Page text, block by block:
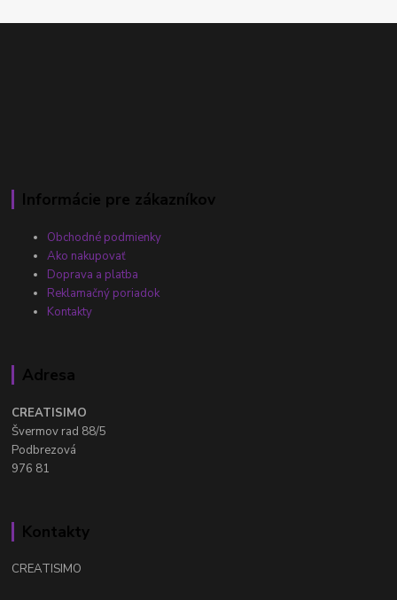
Informácie pre zákazníkov
Obchodné podmienky
Ako nakupovať
Doprava a platba
Reklamačný poriadok
Kontakty
Adresa
CREATISIMO
Švermov rad 88/5
Podbrezová
976 81
Kontakty
CREATISIMO